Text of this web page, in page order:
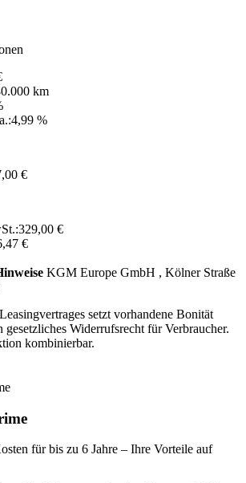
km
4,99 %
€
329,00 €
€
KGM Europe GmbH , Kölner Straße
setzt vorhandene Bonität
gesetzliches Widerrufsrecht für Verbraucher.
kombinierbar.
für bis zu 6 Jahre – Ihre Vorteile auf